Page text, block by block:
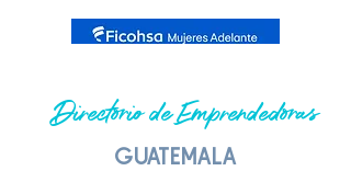
Directorio de Emprendedoras
guatemala